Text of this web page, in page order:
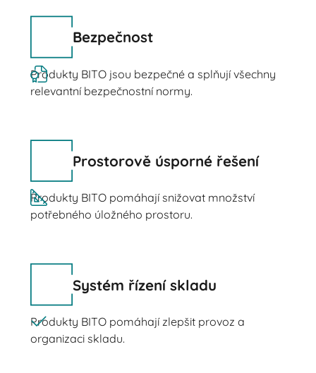
Bezpečnost
Produkty BITO jsou bezpečné a splňují všechny
relevantní bezpečnostní normy.
Prostorově úsporné řešení
Produkty BITO pomáhají snižovat množství
potřebného úložného prostoru.
Systém řízení skladu
Produkty BITO pomáhají zlepšit provoz a
organizaci skladu.